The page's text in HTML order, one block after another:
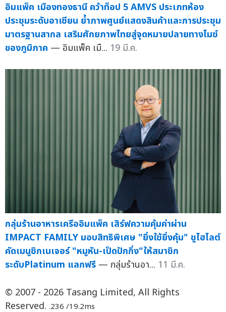
อิมแพ็ค เมืองทองธานี คว้าท็อป 5 AMVS ประเภทห้อง
ประชุมระดับอาเซียน ย้ำภาพศูนย์แสดงสินค้าและการประชุม
มาตรฐานสากล เสริมศักยภาพไทยสู่จุดหมายปลายทางไมซ์
ของภูมิภาค — อิมแพ็ค เมื... 19 มี.ค.
กลุ่มร้านอาหารเครืออิมแพ็ค เสิร์ฟความคุ้มค่าผ่าน
IMPACT FAMILY มอบสิทธิพิเศษ "ยิ่งใช้ยิ่งคุ้ม" ชูไฮไลต์
คัดเมนูซิกเนเจอร์ "หมูหัน-เป็ดปักกิ่ง"ให้สมาชิก
ระดับPlatinum แลกฟรี — กลุ่มร้านอา... 11 มี.ค.
© 2007 - 2026 Tasang Limited, All Rights
Reserved. .236 /19.2ms